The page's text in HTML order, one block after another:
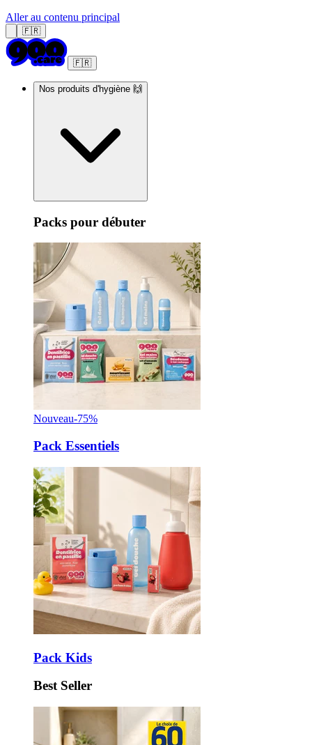
Aller au contenu principal
🇫🇷
🇫🇷
Nos produits d'hygiène 🙌
Packs pour débuter
Nouveau-75%
Pack Essentiels
Pack Kids
Best Seller